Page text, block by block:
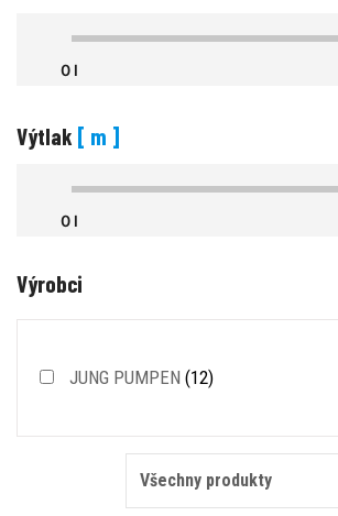
0 l
Výtlak [ m ]
0 l
Výrobci
JUNG PUMPEN (12)